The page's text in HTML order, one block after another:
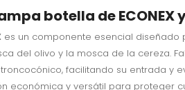
botella de ECONEX
es un componente esencial
del olivo y la mosca de la cereza.
facilitando su entrada y
económica y versátil para proteger